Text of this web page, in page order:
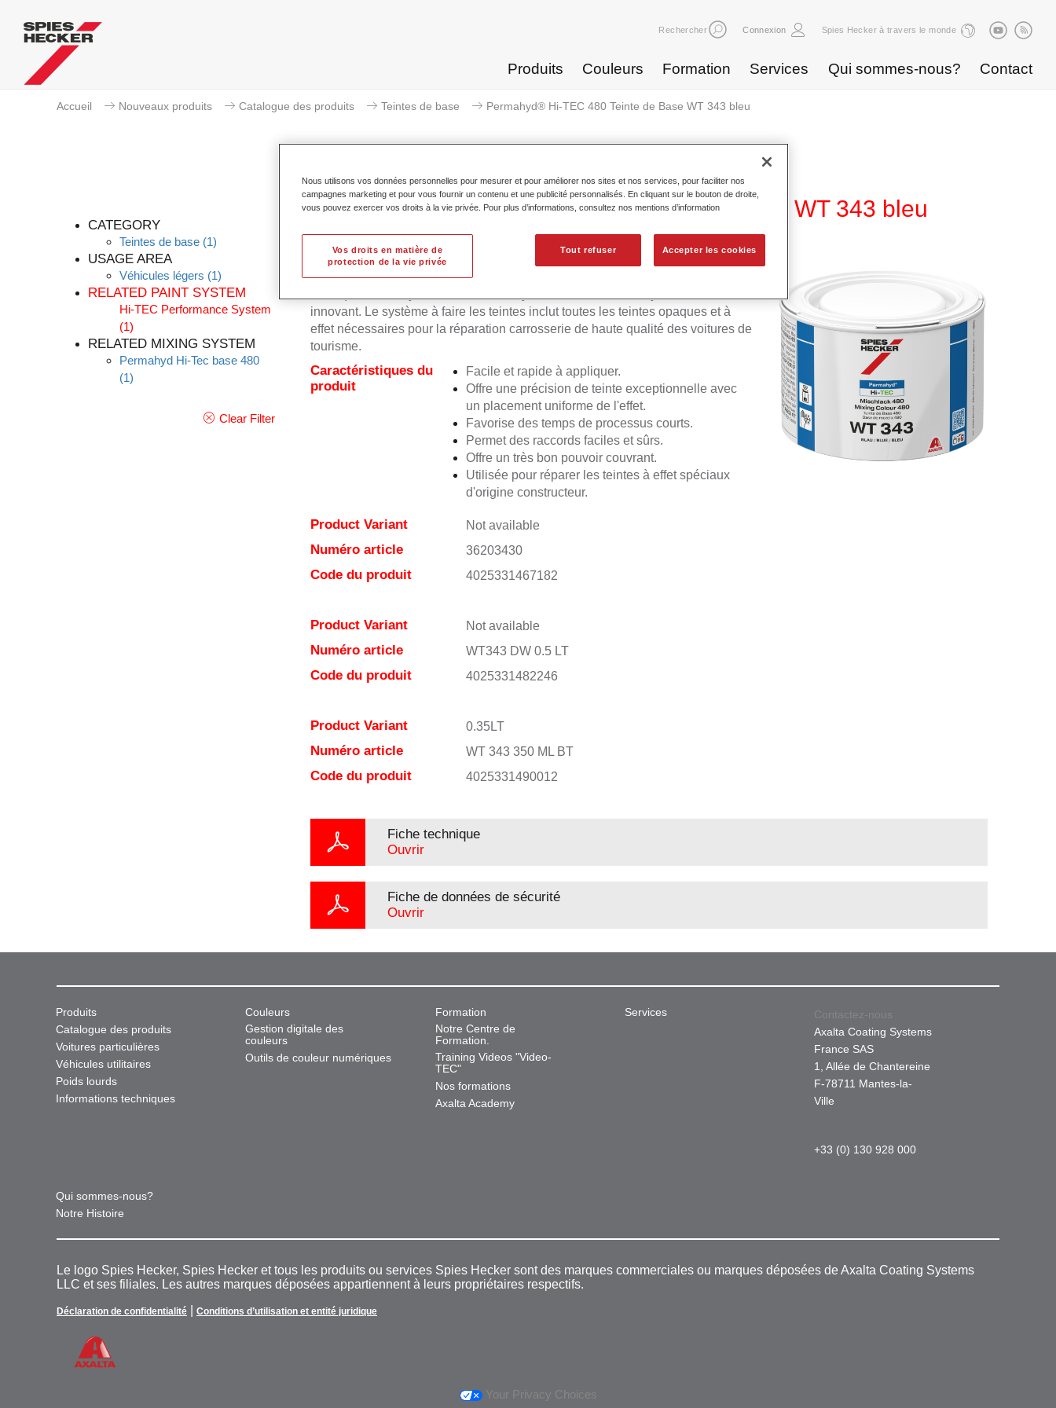
Rechercher Connexion Spies Hecker à travers le monde
Produits Couleurs Formation Services Qui sommes-nous? Contact
Accueil Nouveaux produits Catalogue des produits Teintes de base Permahyd® Hi-TEC 480 Teinte de Base WT 343 bleu
CATEGORY
Teintes de base (1)
USAGE AREA
Véhicules légers (1)
RELATED PAINT SYSTEM
Hi-TEC Performance System
(1)
RELATED MIXING SYSTEM
Permahyd Hi-Tec base 480
(1)
Clear Filter
Permahyd® Hi-TEC 480 Teinte de Base WT 343 bleu
Permahyd Hi-TEC Teinte de Base 480 convient pour l'utilisation avec la
innovant. Le système à faire les teintes inclut toutes les teintes opaques et à
effet nécessaires pour la réparation carrosserie de haute qualité des voitures de
tourisme.
Caractéristiques du
produit
Facile et rapide à appliquer.
Offre une précision de teinte exceptionnelle avec
un placement uniforme de l'effet.
Favorise des temps de processus courts.
Permet des raccords faciles et sûrs.
Offre un très bon pouvoir couvrant.
Utilisée pour réparer les teintes à effet spéciaux
d'origine constructeur.
Product Variant Not available
Numéro article 36203430
Code du produit 4025331467182
Product Variant Not available
Numéro article WT343 DW 0.5 LT
Code du produit 4025331482246
Product Variant 0.35LT
Numéro article WT 343 350 ML BT
Code du produit 4025331490012
Fiche technique
Ouvrir
Fiche de données de sécurité
Ouvrir
Produits
Catalogue des produits
Voitures particulières
Véhicules utilitaires
Poids lourds
Informations techniques
Couleurs
Gestion digitale des
couleurs
Outils de couleur numériques
Formation
Notre Centre de
Formation.
Training Videos "Video-
TEC"
Nos formations
Axalta Academy
Services
Qui sommes-nous?
Notre Histoire
Contactez-nous
Axalta Coating Systems
France SAS
1, Allée de Chantereine
F-78711 Mantes-la-
Ville
+33 (0) 130 928 000
Le logo Spies Hecker, Spies Hecker et tous les produits ou services Spies Hecker sont des marques commerciales ou marques déposées de Axalta Coating Systems
LLC et ses filiales. Les autres marques déposées appartiennent à leurs propriétaires respectifs.
Déclaration de confidentialité Conditions d’utilisation et entité juridique
Your Privacy Choices
Nous utilisons vos données personnelles pour mesurer et pour améliorer nos sites et nos services, pour faciliter nos
campagnes marketing et pour vous fournir un contenu et une publicité personnalisés. En cliquant sur le bouton de droite,
vous pouvez exercer vos droits à la vie privée. Pour plus d’informations, consultez nos mentions d’information
Tout refuser Accepter les cookies
Vos droits en matière de
protection de la vie privée